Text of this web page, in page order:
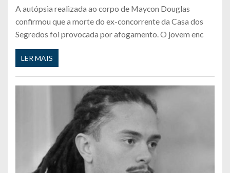
A autópsia realizada ao corpo de Maycon Douglas
confirmou que a morte do ex-concorrente da Casa dos
Segredos foi provocada por afogamento. O jovem enc
LER MAIS